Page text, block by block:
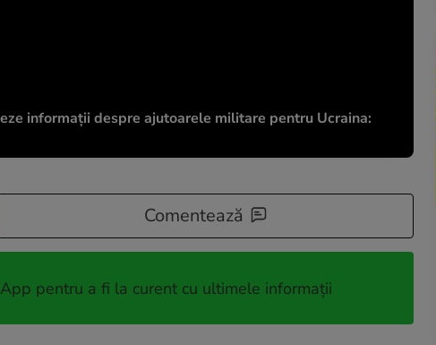
informații despre ajutoarele militare pentru Ucraina:
Comentează
pentru a fi la curent cu ultimele informații